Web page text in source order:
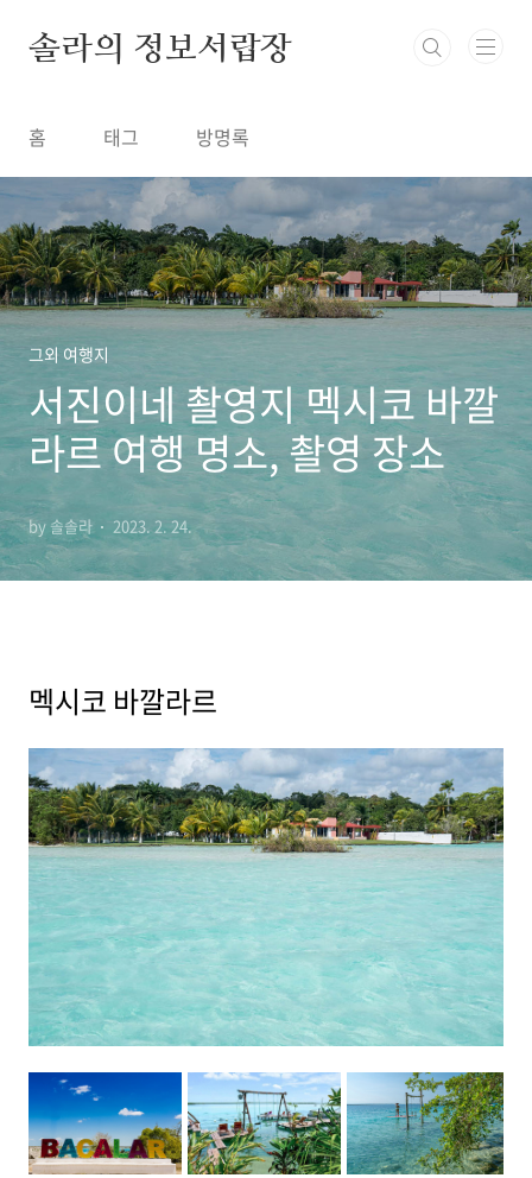
솔라의 정보서랍장
홈 태그 방명록
그외 여행지
서진이네 촬영지 멕시코 바깔
라르 여행 명소, 촬영 장소
by 솔솔라 2023. 2. 24.
멕시코 바깔라르